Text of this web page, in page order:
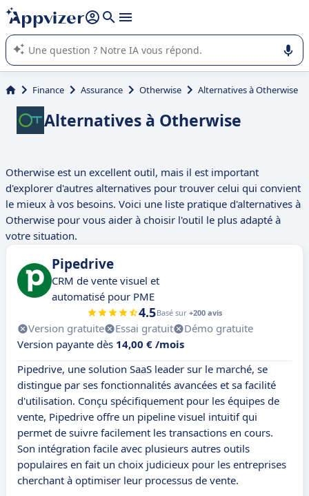
répondre (plusieurs lignes avec
L'IA de Appvizer vous guide dans l'utilisation ou la sélection de
logiciel SaaS en entreprise.
Finance Assurance Otherwise Alternatives à Otherwise
Alternatives à Otherwise
Otherwise est un excellent outil, mais il est important
d'explorer d'autres alternatives pour trouver celui qui convient
le mieux à vos besoins. Voici une liste pratique d'alternatives à
Otherwise pour vous aider à choisir l'outil le plus adapté à
votre situation.
Pipedrive
CRM de vente visuel et
automatisé pour PME
4.5Basé sur +200 avis
Version gratuite Essai gratuit
Démo gratuite
Version payante dès 14,00 € /mois
Pipedrive, une solution SaaS leader sur le marché, se
distingue par ses fonctionnalités avancées et sa facilité
d'utilisation. Conçu spécifiquement pour les équipes de
vente, Pipedrive offre un pipeline visuel intuitif qui
permet de suivre facilement les transactions en cours.
Son intégration facile avec plusieurs autres outils
populaires en fait un choix judicieux pour les entreprises
cherchant à optimiser leur processus de vente.